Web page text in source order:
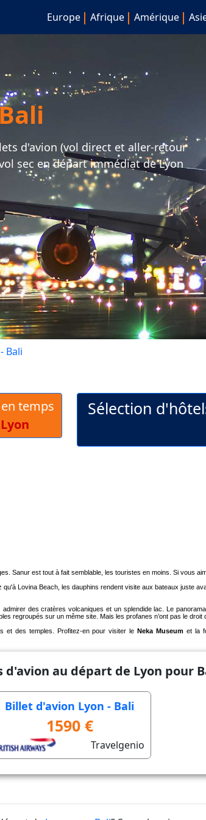
Europe Afrique Amérique
d'avion (vol direct et aller-retour
sec en départ immédiat de Lyon
Bali
temps
Lyon
Sélection
Sanur est tout à fait semblable, les touristes en moins. Si vous
Lovina Beach, les dauphins rendent visite aux bateaux juste
des cratères volcaniques et un splendide lac. Le
regroupés sur un même site. Mais les profanes n’ont pas le
et des temples. Profitez-en pour visiter leNeka Museum et la
d'avion au départ de Lyon pour
Billet d'avion Lyon - Bali
1590 €
Travelgenio